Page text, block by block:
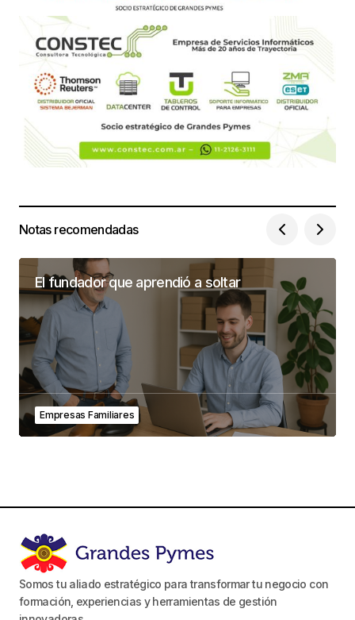
Notas recomendadas
El fundador que aprendió a soltar
Empresas Familiares
Somos tu aliado estratégico para transformar tu negocio con
formación, experiencias y herramientas de gestión